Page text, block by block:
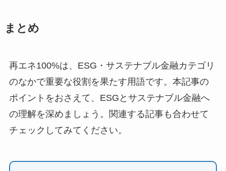
まとめ
再エネ100%は、ESG・サステナブル金融カテゴリ
のなかで重要な役割を果たす用語です。本記事の
ポイントをおさえて、ESGとサステナブル金融へ
の理解を深めましょう。関連する記事も合わせて
チェックしてみてください。